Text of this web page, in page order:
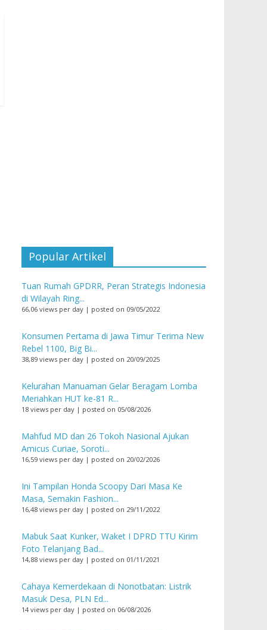
Popular Artikel
Tuan Rumah GPDRR, Peran Strategis Indonesia
di Wilayah Ring...
66,06 views per day | posted on 09/05/2022
Konsumen Pertama di Jawa Timur Terima New
Rebel 1100, Big Bi...
38,89 views per day | posted on 20/09/2025
Kelurahan Manuaman Gelar Beragam Lomba
Meriahkan HUT ke-81 R...
18 views per day | posted on 05/08/2026
Mahfud MD dan 26 Tokoh Nasional Ajukan
Amicus Curiae, Soroti...
16,59 views per day | posted on 20/02/2026
Ini Tampilan Honda Scoopy Dari Masa Ke
Masa, Semakin Fashion...
16,48 views per day | posted on 29/11/2022
Mabuk Saat Kunker, Waket I DPRD TTU Kirim
Foto Telanjang Bad...
14,88 views per day | posted on 01/11/2021
Cahaya Kemerdekaan di Nonotbatan: Listrik
Masuk Desa, PLN Ed...
14 views per day | posted on 06/08/2026